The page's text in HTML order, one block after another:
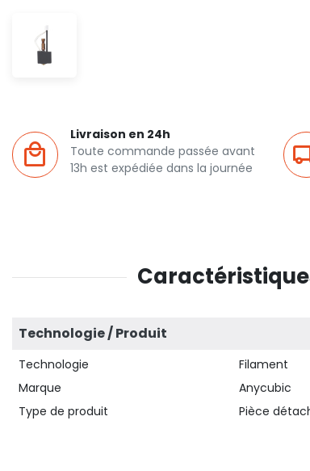
Livraison en 24h
Toute commande passée avant
13h est expédiée dans la journée
Technologie / Produit
Technologie
Filament
Marque
Anycubic
Type de produit
Pièce